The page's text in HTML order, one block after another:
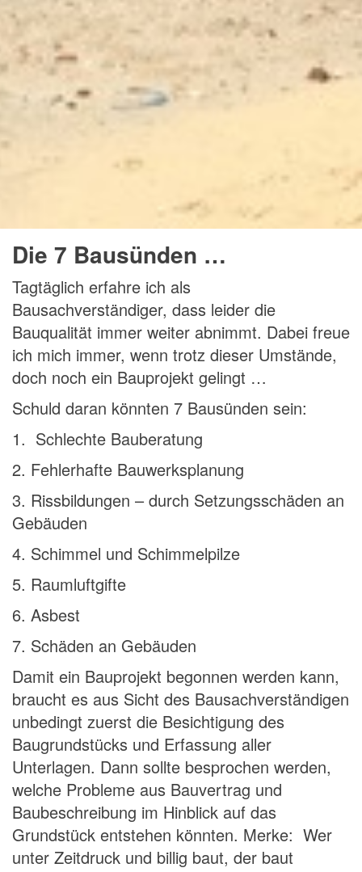
Die 7 Bausünden …
Tagtäglich erfahre ich als
Bausachverständiger, dass leider die
Bauqualität immer weiter abnimmt. Dabei freue
ich mich immer, wenn trotz dieser Umstände,
doch noch ein Bauprojekt gelingt …
Schuld daran könnten 7 Bausünden sein:
1. Schlechte Bauberatung
2. Fehlerhafte Bauwerksplanung
3. Rissbildungen – durch Setzungsschäden an
Gebäuden
4. Schimmel und Schimmelpilze
5. Raumluftgifte
6. Asbest
7. Schäden an Gebäuden
Damit ein Bauprojekt begonnen werden kann,
braucht es aus Sicht des Bausachverständigen
unbedingt zuerst die Besichtigung des
Baugrundstücks und Erfassung aller
Unterlagen. Dann sollte besprochen werden,
welche Probleme aus Bauvertrag und
Baubeschreibung im Hinblick auf das
Grundstück entstehen könnten. Merke: Wer
unter Zeitdruck und billig baut, der baut